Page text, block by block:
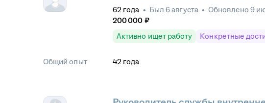
62 года • Был 6 августа • Обновлено 9
200 000 ₽
Активно ищет работу
Конкретные
Общий опыт 42 года